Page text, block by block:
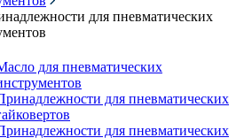
для пневматических
для пневматических
для пневматических
для пневматических